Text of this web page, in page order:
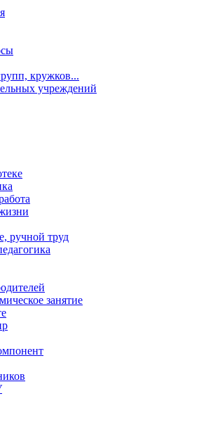
кружков...
учреждений
ручной труд
занятие